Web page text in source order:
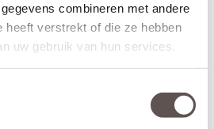
combineren met andere
heeft verstrekt of die ze hebben
uw gebruik van hun services.
voor een snelle